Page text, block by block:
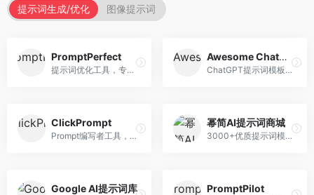
提示词生成/优化 图像提示词
PromptPerfect
提示词优化工具，专注于提示词质量提升。面向AI用户，提供提示词优化、效果测试、版本对比等服务，提示词优化专业。
Awesome ChatGPT Prompts
ChatGPT提示词模板库，专注于实用提示词收集。面向ChatGPT用户，提供提示词模板、使用场景、效果展示等资源，模板实用性强。
ClickPrompt
Prompt编写者工具，专注于提示词创作辅助。面向提示词创作者，提供提示词编辑、测试、分享等服务，创作工具完善。
幂简AI提示词商城
3000+优质提示词模板平台，专注于中文提示词。面向中文AI用户，提供提示词模板、分类检索、一键使用等服务，中文提示词丰富。
Google AI提示词库 PromptPilot